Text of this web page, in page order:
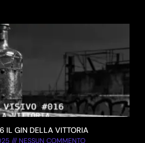
IL GIN DELLA VITTORIA
NESSUN COMMENTO